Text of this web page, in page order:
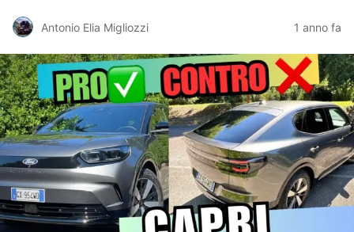
Antonio Elia Migliozzi 1 anno fa